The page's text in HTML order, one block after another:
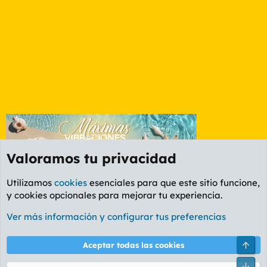
Foro General
Cookies
PL OLDSTYLE AMARILLO
Términos y reglas Política de privacidad Ayuda
Valoramos tu privacidad
Utilizamos cookies esenciales para que este sitio funcione,
y cookies opcionales para mejorar tu experiencia.
Ver más información y configurar tus preferencias
Aceptar todas las cookies